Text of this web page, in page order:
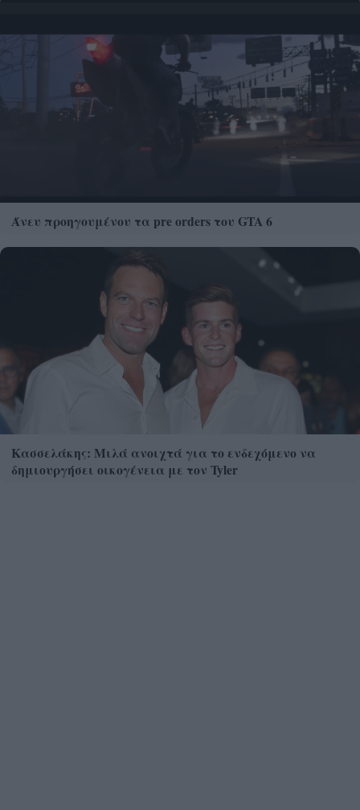
Άνευ προηγουμένου τα pre orders του GTA 6
Κασσελάκης: Μιλά ανοιχτά για το ενδεχόμενο να
δημιουργήσει οικογένεια με τον Tyler